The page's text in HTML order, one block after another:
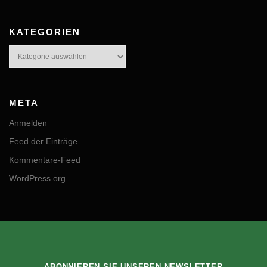
KATEGORIEN
META
Anmelden
Feed der Einträge
Kommentare-Feed
WordPress.org